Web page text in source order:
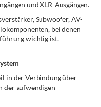
und XLR-Ausgängen.
Subwoofer, AV-
bei denen
wichtig ist.
in der Verbindung über
der aufwendigen